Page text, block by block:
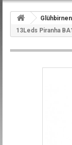
13Leds Piranha